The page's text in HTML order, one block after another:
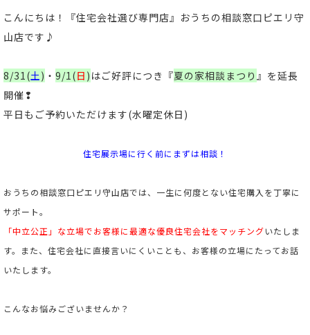
こんにちは！
『住宅会社選び専門店』おうちの相談窓口ピエリ守
山店です ♪
8/31(土) ・ 9/1(日 ) はご好評につき 『夏の家相談まつり 』 を延長
開催❢
平日もご予約いただけます(水曜定休日)
住宅展示場に行く前にまずは相談！
おうちの相談窓口ピエリ守山店では、一生に何度とない住宅購入を丁寧に
サポート。
「中立公正」な立場でお客様に最適な優良住宅会社をマッチングいたしま
す。また、住宅会社に直接言いにくいことも、お客様の立場にたってお話
いたします。
こんなお悩みございませんか？